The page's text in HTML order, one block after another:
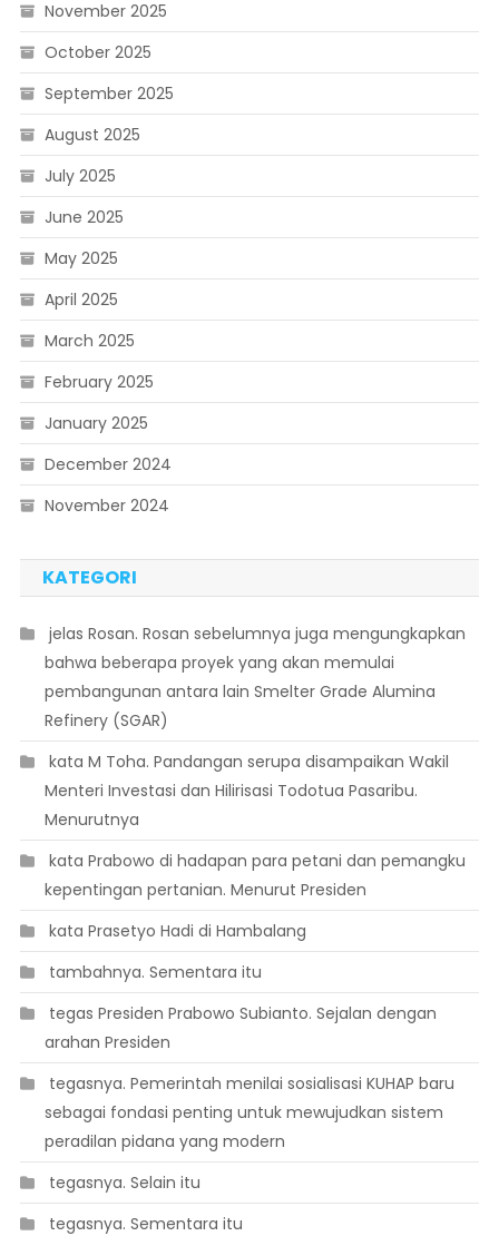
November 2025
October 2025
September 2025
August 2025
July 2025
June 2025
May 2025
April 2025
March 2025
February 2025
January 2025
December 2024
November 2024
KATEGORI
 jelas Rosan. Rosan sebelumnya juga mengungkapkan
bahwa beberapa proyek yang akan memulai
pembangunan antara lain Smelter Grade Alumina
Refinery (SGAR)
 kata M Toha. Pandangan serupa disampaikan Wakil
Menteri Investasi dan Hilirisasi Todotua Pasaribu.
Menurutnya
 kata Prabowo di hadapan para petani dan pemangku
kepentingan pertanian. Menurut Presiden
 kata Prasetyo Hadi di Hambalang
 tambahnya. Sementara itu
 tegas Presiden Prabowo Subianto. Sejalan dengan
arahan Presiden
 tegasnya. Pemerintah menilai sosialisasi KUHAP baru
sebagai fondasi penting untuk mewujudkan sistem
peradilan pidana yang modern
 tegasnya. Selain itu
 tegasnya. Sementara itu